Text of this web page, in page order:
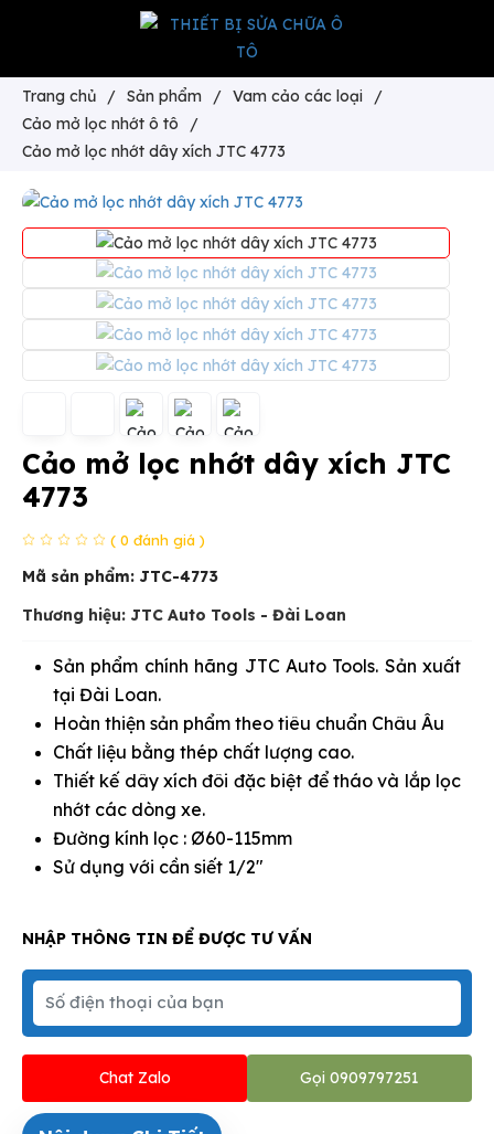
Trang chủ / Sản phẩm / Vam cảo các loại
/
Cảo mở lọc nhớt ô tô
/
Cảo mở lọc nhớt dây xích JTC 4773
Cảo mở lọc nhớt dây xích JTC
4773
( 0 đánh giá )
Mã sản phẩm: JTC-4773
Thương hiệu: JTC Auto Tools - Đài Loan
Sản phẩm chính hãng JTC Auto Tools. Sản xuất
tại Đài Loan.
Hoàn thiện sản phẩm theo tiêu chuẩn Châu Âu
Chất liệu bằng thép chất lượng cao.
Thiết kế dây xích đôi đặc biệt để tháo và lắp lọc
nhớt các dòng xe.
Đường kính lọc : Ø60-115mm
Sử dụng với cần siết 1/2″
NHẬP THÔNG TIN ĐỂ ĐƯỢC TƯ VẤN
Chat Zalo Gọi 0909797251